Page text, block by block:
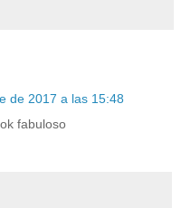
de 2017 a las 15:48
fabuloso